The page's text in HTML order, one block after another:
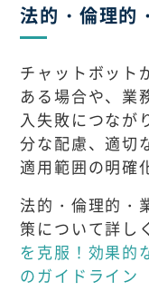
法的・倫理的
チャットボット
ある場合や、業
入失敗につなが
分な配慮、適切
適用範囲の明確
法的・倫理的・
策について詳し
を克服！効果的
のガイドライン